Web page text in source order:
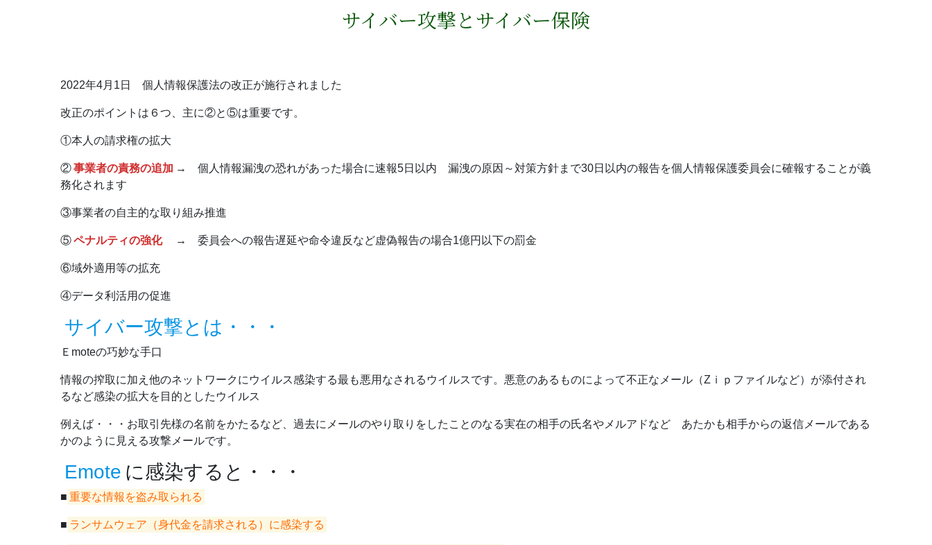
サイバー攻撃とサイバー保険
2022年4月1日 個人情報保護法の改正が施行されました
改正のポイントは６つ、主に②と⑤は重要です。
①本人の請求権の拡大
②事業者の責務の追加 → 個人情報漏洩の恐れがあった場合に速報5日以内 漏洩の原因～対策方針まで30日以内の報告を個人情報保護委員会に確報することが義
務化されます
③事業者の自主的な取り組み推進
⑤ペナルティの強化 → 委員会への報告遅延や命令違反など虚偽報告の場合1億円以下の罰金
⑥域外適用等の拡充
④データ利活用の促進
サイバー攻撃とは・・・
Ｅmoteの巧妙な手口
情報の搾取に加え他のネットワークにウイルス感染する最も悪用なされるウイルスです。悪意のあるものによって不正なメール（Zｉｐファイルなど）が添付され
るなど感染の拡大を目的としたウイルス
例えば・・・お取引先様の名前をかたるなど、過去にメールのやり取りをしたことのなる実在の相手の氏名やメルアドなど あたかも相手からの返信メールである
かのように見える攻撃メールです。
Emote に感染すると・・・
■ 重要な情報を盗み取られる
■ ランサムウェア（身代金を請求される）に感染する